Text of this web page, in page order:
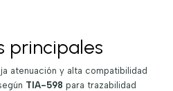
principales
atenuación y alta compatibilidad
TIA-598 para trazabilidad